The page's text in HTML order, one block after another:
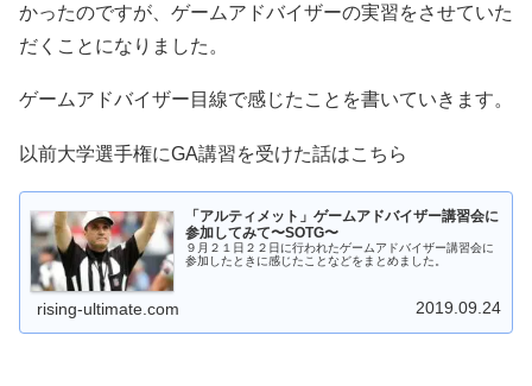
かったのですが、ゲームアドバイザーの実習をさせていた
だくことになりました。
ゲームアドバイザー目線で感じたことを書いていきます。
以前大学選手権にGA講習を受けた話はこちら
「アルティメット」ゲームアドバイザー講習会に
参加してみて〜SOTG〜
９月２１日２２日に行われたゲームアドバイザー講習会に
参加したときに感じたことなどをまとめました。
rising-ultimate.com 2019.09.24